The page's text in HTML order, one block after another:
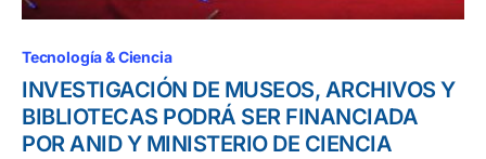
Tecnología & Ciencia
INVESTIGACIÓN DE MUSEOS, ARCHIVOS Y
BIBLIOTECAS PODRÁ SER FINANCIADA
POR ANID Y MINISTERIO DE CIENCIA